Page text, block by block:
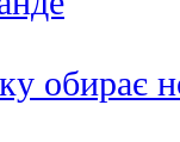
обирає